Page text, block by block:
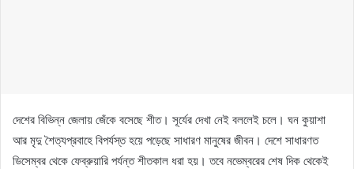
দেশের বিভিন্ন জেলায় জেঁকে বসেছে শীত। সূর্যের দেখা নেই বললেই চলে। ঘন কুয়াশা
আর মৃদু শৈত্যপ্রবাহে বিপর্যস্ত হয়ে পড়েছে সাধারণ মানুষের জীবন। দেশে সাধারণত
ডিসেম্বর থেকে ফেব্রুয়ারি পর্যন্ত শীতকাল ধরা হয়। তবে নভেম্বরের শেষ দিক থেকেই